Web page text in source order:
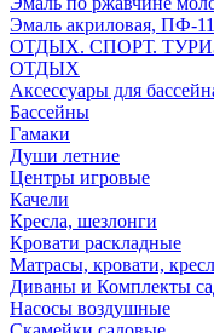
Эмаль акриловая, ПФ-
ОТДЫХ. СПОРТ.
ОТДЫХ
Аксессуары для
Бассейны
Гамаки
Души летние
Центры игровые
Качели
Кресла, шезлонги
Кровати раскладные
Матрасы, кровати,
Диваны и Комплекты
Насосы воздушные